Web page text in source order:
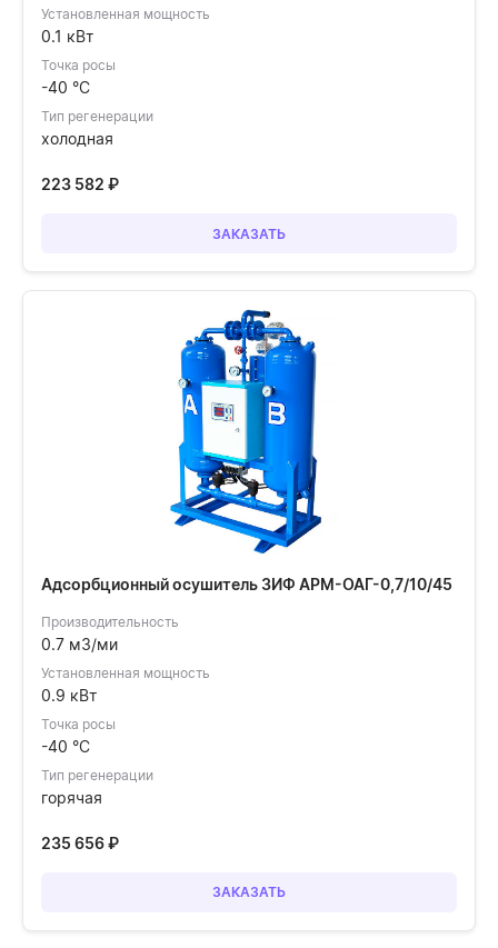
Установленная мощность
0.1 кВт
Точка росы
-40 °C
Тип регенерации
холодная
223 582 ₽
ЗАКАЗАТЬ
Адсорбционный осушитель ЗИФ АРМ-ОАГ-0,7/10/45
Производительность
0.7 м3/ми
Установленная мощность
0.9 кВт
Точка росы
-40 °C
Тип регенерации
горячая
235 656₽
ЗАКАЗАТЬ